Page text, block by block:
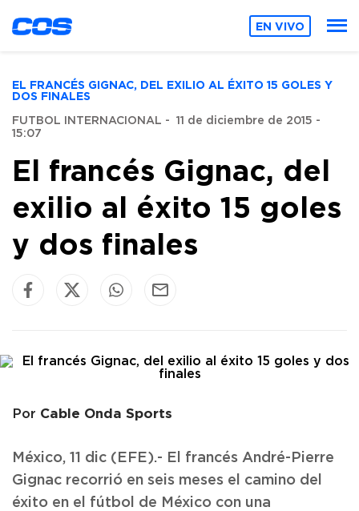
EN VIVO
EL FRANCÉS GIGNAC, DEL EXILIO AL ÉXITO 15 GOLES Y
DOS FINALES
FUTBOL INTERNACIONAL - 11 de diciembre de 2015 -
15:07
El francés Gignac, del
exilio al éxito 15 goles
y dos finales
Por Cable Onda Sports
México, 11 dic (EFE).- El francés André-Pierre
Gignac recorrió en seis meses el camino del
éxito en el fútbol de México con una